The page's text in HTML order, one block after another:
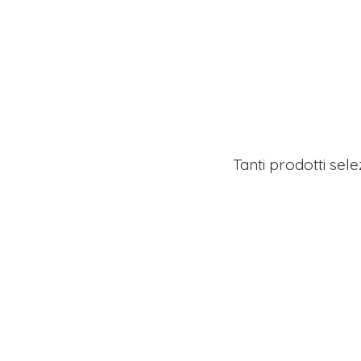
Tanti prodotti